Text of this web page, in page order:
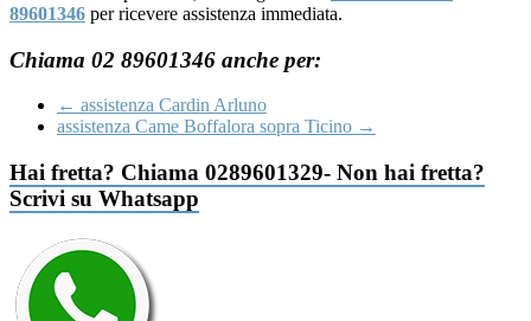
89601346 per ricevere assistenza immediata.
Chiama 02 89601346 anche per:
← assistenza Cardin Arluno
assistenza Came Boffalora sopra Ticino →
Hai fretta? Chiama 0289601329- Non hai fretta?
Scrivi su Whatsapp